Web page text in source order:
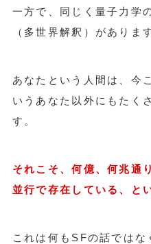
一方で、同じく量子力学
（多世界解釈）がありま
あなたという人間は、今
いうあなた以外にもたく
す。
それこそ、何億、何兆通
並行で存在している、と
これは何もSFの話では